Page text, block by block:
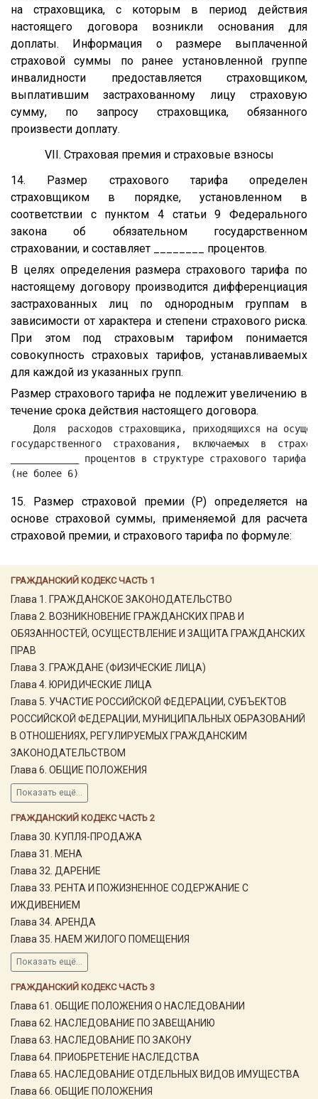
ГРАЖДАНСКИЙ КОДЕКС ЧАСТЬ 1
Глава 1. ГРАЖДАНСКОЕ ЗАКОНОДАТЕЛЬСТВО
Глава 2. ВОЗНИКНОВЕНИЕ ГРАЖДАНСКИХ ПРАВ И
ОБЯЗАННОСТЕЙ, ОСУЩЕСТВЛЕНИЕ И ЗАЩИТА ГРАЖДАНСКИХ
ПРАВ
Глава 3. ГРАЖДАНЕ (ФИЗИЧЕСКИЕ ЛИЦА)
Глава 4. ЮРИДИЧЕСКИЕ ЛИЦА
Глава 5. УЧАСТИЕ РОССИЙСКОЙ ФЕДЕРАЦИИ, СУБЪЕКТОВ
РОССИЙСКОЙ ФЕДЕРАЦИИ, МУНИЦИПАЛЬНЫХ ОБРАЗОВАНИЙ
В ОТНОШЕНИЯХ, РЕГУЛИРУЕМЫХ ГРАЖДАНСКИМ
ЗАКОНОДАТЕЛЬСТВОМ
Глава 6. ОБЩИЕ ПОЛОЖЕНИЯ
Показать ещё...
ГРАЖДАНСКИЙ КОДЕКС ЧАСТЬ 2
Глава 30. КУПЛЯ-ПРОДАЖА
Глава 31. МЕНА
Глава 32. ДАРЕНИЕ
Глава 33. РЕНТА И ПОЖИЗНЕННОЕ СОДЕРЖАНИЕ С
ИЖДИВЕНИЕМ
Глава 34. АРЕНДА
Глава 35. НАЕМ ЖИЛОГО ПОМЕЩЕНИЯ
Показать ещё...
ГРАЖДАНСКИЙ КОДЕКС ЧАСТЬ 3
Глава 61. ОБЩИЕ ПОЛОЖЕНИЯ О НАСЛЕДОВАНИИ
Глава 62. НАСЛЕДОВАНИЕ ПО ЗАВЕЩАНИЮ
Глава 63. НАСЛЕДОВАНИЕ ПО ЗАКОНУ
Глава 64. ПРИОБРЕТЕНИЕ НАСЛЕДСТВА
Глава 65. НАСЛЕДОВАНИЕ ОТДЕЛЬНЫХ ВИДОВ ИМУЩЕСТВА
Глава 66. ОБЩИЕ ПОЛОЖЕНИЯ
на страховщика, с которым в период действия
настоящего договора возникли основания для
доплаты. Информация о размере выплаченной
страховой суммы по ранее установленной группе
инвалидности предоставляется страховщиком,
выплатившим застрахованному лицу страховую
сумму, по запросу страховщика, обязанного
произвести доплату.
VII. Страховая премия и страховые взносы
14. Размер страхового тарифа определен
страховщиком в порядке, установленном в
соответствии с пунктом 4 статьи 9 Федерального
закона об обязательном государственном
страховании, и составляет ________ процентов.
В целях определения размера страхового тарифа по
настоящему договору производится дифференциация
застрахованных лиц по однородным группам в
зависимости от характера и степени страхового риска.
При этом под страховым тарифом понимается
совокупность страховых тарифов, устанавливаемых
для каждой из указанных групп.
Размер страхового тарифа не подлежит увеличению в
течение срока действия настоящего договора.
Доля  расходов страховщика, приходящихся на
государственного  страхования,  включаемых  в
____________ процентов в структуре страхового тарифа.
15. Размер страховой премии (P) определяется на
основе страховой суммы, применяемой для расчета
страховой премии, и страхового тарифа по формуле: